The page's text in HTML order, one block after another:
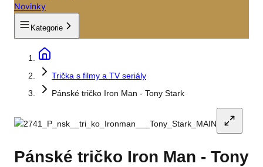
Novinky
Kategorie
Trička s filmy a TV seriály
Pánské tričko Iron Man - Tony Stark
Pánské tričko Iron Man - Tony